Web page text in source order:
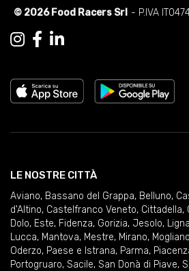
© 2026 Food Racers Srl - P.IVA
LE NOSTRE CITTÀ
Aviano, Bassano del Grappa, Belluno,
d'Altino, Castelfranco Veneto, Cittadella,
Dolo, Este, Fidenza, Gorizia, Jesolo,
Lucca, Mantova, Mestre, Mirano,
Oderzo, Paese e Istrana, Parma,
Portogruaro, Sacile, San Donà di Piave,